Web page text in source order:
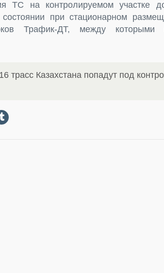
ТС на контролируемом участке
при стационарном
Трафик-ДТ, между которыми
трасс Казахстана попадут под